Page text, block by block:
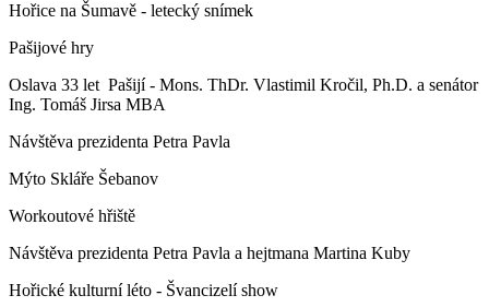
Hořice na Šumavě - letecký snímek
Pašijové hry
Oslava 33 let Pašijí - Mons. ThDr. Vlastimil Kročil, Ph.D. a senátor
Ing. Tomáš Jirsa MBA
Návštěva prezidenta Petra Pavla
Mýto Skláře Šebanov
Workoutové hřiště
Návštěva prezidenta Petra Pavla a hejtmana Martina Kuby
Hořické kulturní léto - Švancizelí show